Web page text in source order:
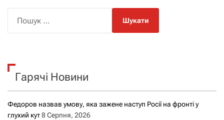
і
г
ц
і
я
к
Гарячі Новини
Федоров назвав умову, яка зажене наступ Росії на фронті у
глухий кут8 Серпня, 2026